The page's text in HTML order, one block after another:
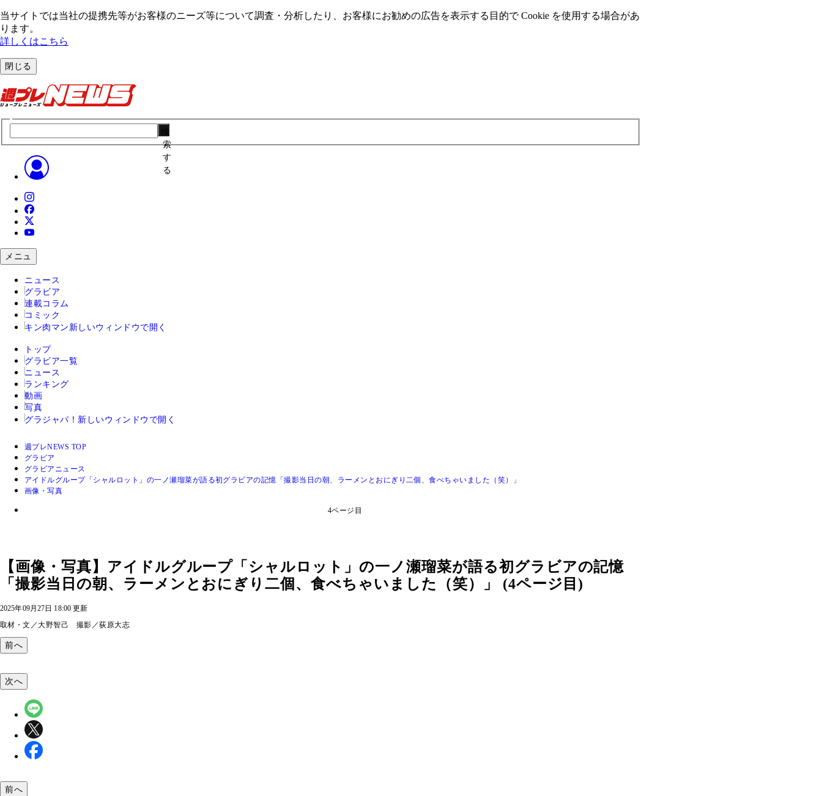
当サイトでは当社の提携先等がお客様のニーズ等について調査・分析したり、お客様にお勧めの広告を表⽰する⽬的で Cookie を使⽤する場合があ
ります。
詳しくはこちら
閉じる
索
す
る
メニュ
ニュース
グラビア
連載コラム
コミック
キン肉マン 新しいウィンドウで開く
トップ
グラビア一覧
ニュース
ランキング
動画
写真
グラジャパ！ 新しいウィンドウで開く
週プレNEWS TOP
グラビア
グラビアニュース
アイドルグループ「シャルロット」の一ノ瀬瑠菜が語る初グラビアの記憶「撮影当日の朝、ラーメンとおにぎり二個、食べちゃいました（笑）」
画像・写真
4ページ目
【画像・写真】アイドルグループ「シャルロット」の一ノ瀬瑠菜が語る初グラビアの記憶
「撮影当日の朝、ラーメンとおにぎり二個、食べちゃいました（笑）」 (4ページ目)
2025年09月27日 18:00 更新
取材・文／大野智己 撮影／荻原大志
前へ
次へ
前へ